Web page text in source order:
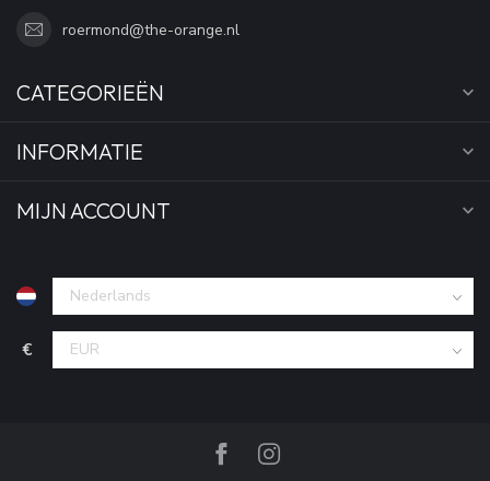
roermond@the-orange.nl
CATEGORIEËN
INFORMATIE
MIJN ACCOUNT
€